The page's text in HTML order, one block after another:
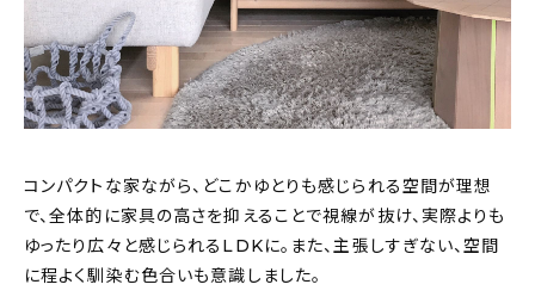
コンパクトな家ながら、どこかゆとりも感じられる空間が理想
で、全体的に家具の高さを抑えることで視線が抜け、実際よりも
ゆったり広々と感じられるLDKに。また、主張しすぎない、空間
に程よく馴染む色合いも意識しました。